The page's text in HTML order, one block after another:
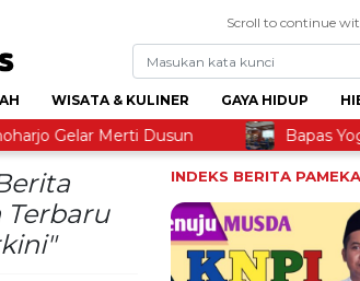
Scroll to continue
WISATA & KULINER GAYA HIDUP
Gelar Merti Dusun Bapas
INDEKS BERITA
Terbaru